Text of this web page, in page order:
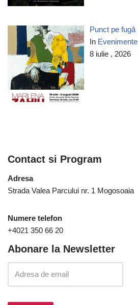
Punct pe fugă
In Evenimente
8 iulie , 2026
Contact si Program
Adresa
Strada Valea Parcului nr. 1 Mogosoaia
Numere telefon
+4021 350 66 20
Abonare la Newsletter